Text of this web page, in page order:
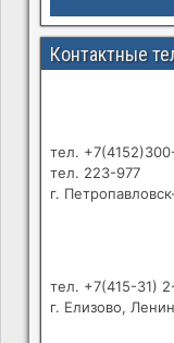
Контактные
тел.
тел. 223-977
г.
тел. +7(415-31)
г. Елизово,